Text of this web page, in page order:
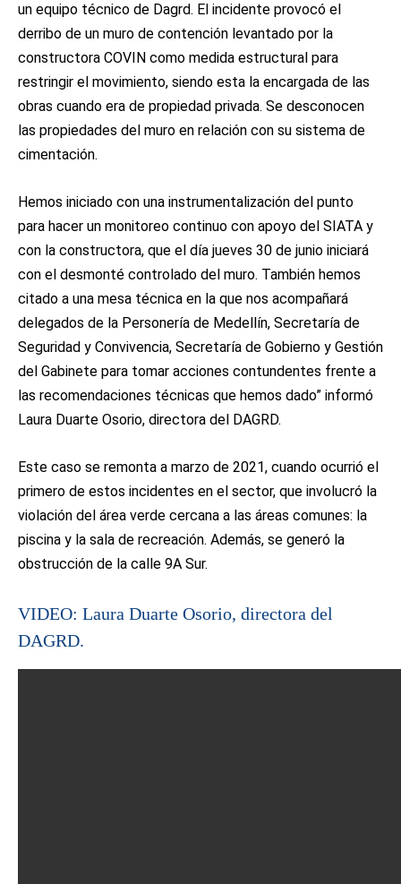
un equipo técnico de Dagrd. El incidente provocó el
derribo de un muro de contención levantado por la
constructora COVIN como medida estructural para
restringir el movimiento, siendo esta la encargada de las
obras cuando era de propiedad privada. Se desconocen
las propiedades del muro en relación con su sistema de
cimentación.
Hemos iniciado con una instrumentalización del punto
para hacer un monitoreo continuo con apoyo del SIATA y
con la constructora, que el día jueves 30 de junio iniciará
con el desmonté controlado del muro. También hemos
citado a una mesa técnica en la que nos acompañará
delegados de la Personería de Medellín, Secretaría de
Seguridad y Convivencia, Secretaría de Gobierno y Gestión
del Gabinete para tomar acciones contundentes frente a
las recomendaciones técnicas que hemos dado” informó
Laura Duarte Osorio, directora del DAGRD.
Este caso se remonta a marzo de 2021, cuando ocurrió el
primero de estos incidentes en el sector, que involucró la
violación del área verde cercana a las áreas comunes: la
piscina y la sala de recreación. Además, se generó la
obstrucción de la calle 9A Sur.
VIDEO: Laura Duarte Osorio, directora del
DAGRD.